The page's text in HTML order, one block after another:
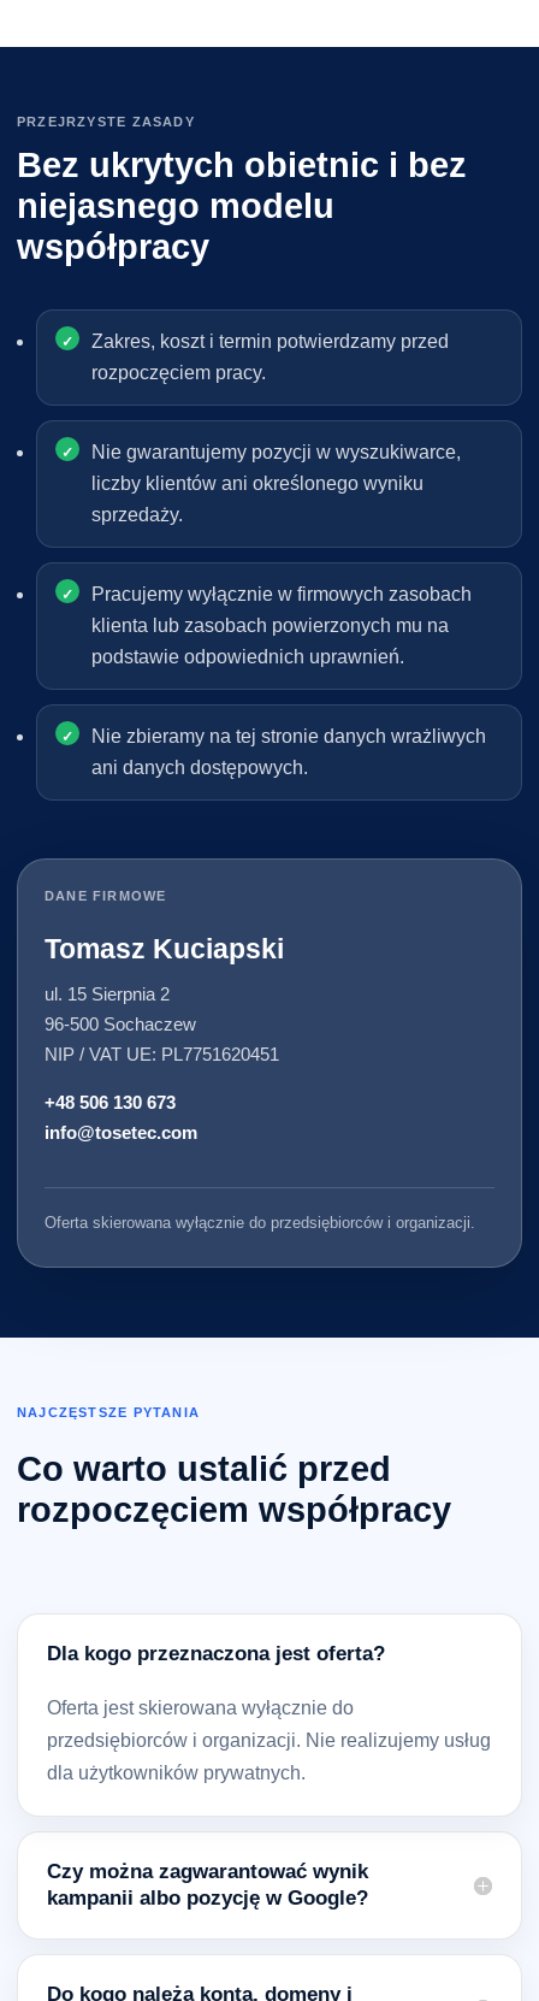
PRZEJRZYSTE ZASADY
Bez ukrytych obietnic i bez
niejasnego modelu
współpracy
Zakres, koszt i termin potwierdzamy przed
rozpoczęciem pracy.
Nie gwarantujemy pozycji w wyszukiwarce,
liczby klientów ani określonego wyniku
sprzedaży.
Pracujemy wyłącznie w firmowych zasobach
klienta lub zasobach powierzonych mu na
podstawie odpowiednich uprawnień.
Nie zbieramy na tej stronie danych wrażliwych
ani danych dostępowych.
DANE FIRMOWE
Tomasz Kuciapski
ul. 15 Sierpnia 2
96-500 Sochaczew
NIP / VAT UE: PL7751620451
+48 506 130 673
info@tosetec.com
Oferta skierowana wyłącznie do przedsiębiorców i organizacji.
NAJCZĘSTSZE PYTANIA
Co warto ustalić przed
rozpoczęciem współpracy
Dla kogo przeznaczona jest oferta?
Oferta jest skierowana wyłącznie do
przedsiębiorców i organizacji. Nie realizujemy usług
dla użytkowników prywatnych.
Czy można zagwarantować wynik
kampanii albo pozycję w Google?
Do kogo należą konta, domeny i